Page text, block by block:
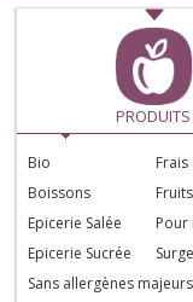
PRODUITS
Bio
Boissons
Epicerie Salée
Epicerie Sucrée
Frais
Pour
Sans allergènes majeurs